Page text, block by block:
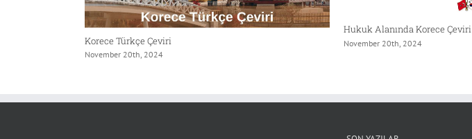
Korece Türkçe Çeviri
November 20th, 2024
Hukuk Alanında Korece Çeviri
November 20th, 2024